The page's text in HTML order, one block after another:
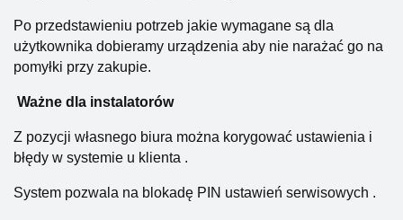
Po przedstawieniu potrzeb jakie wymagane są dla
użytkownika dobieramy urządzenia aby nie narażać go na
pomyłki przy zakupie.
Ważne dla instalatorów
Z pozycji własnego biura można korygować ustawienia i
błędy w systemie u klienta .
System pozwala na blokadę PIN ustawień serwisowych .